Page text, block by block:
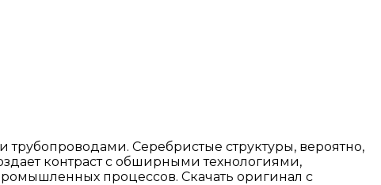
Серебристые структуры, вероятно,
контраст с обширными технологиями,
процессов. Скачать оригинал с